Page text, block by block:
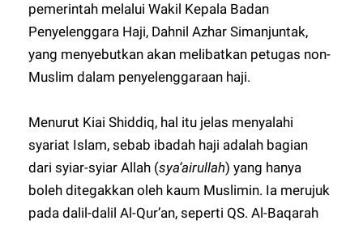
pemerintah melalui Wakil Kepala Badan
Penyelenggara Haji, Dahnil Azhar Simanjuntak,
yang menyebutkan akan melibatkan petugas non-
Muslim dalam penyelenggaraan haji.
Menurut Kiai Shiddiq, hal itu jelas menyalahi
syariat Islam, sebab ibadah haji adalah bagian
dari syiar-syiar Allah (sya’airullah) yang hanya
boleh ditegakkan oleh kaum Muslimin. Ia merujuk
pada dalil-dalil Al-Qur’an, seperti QS. Al-Baqarah